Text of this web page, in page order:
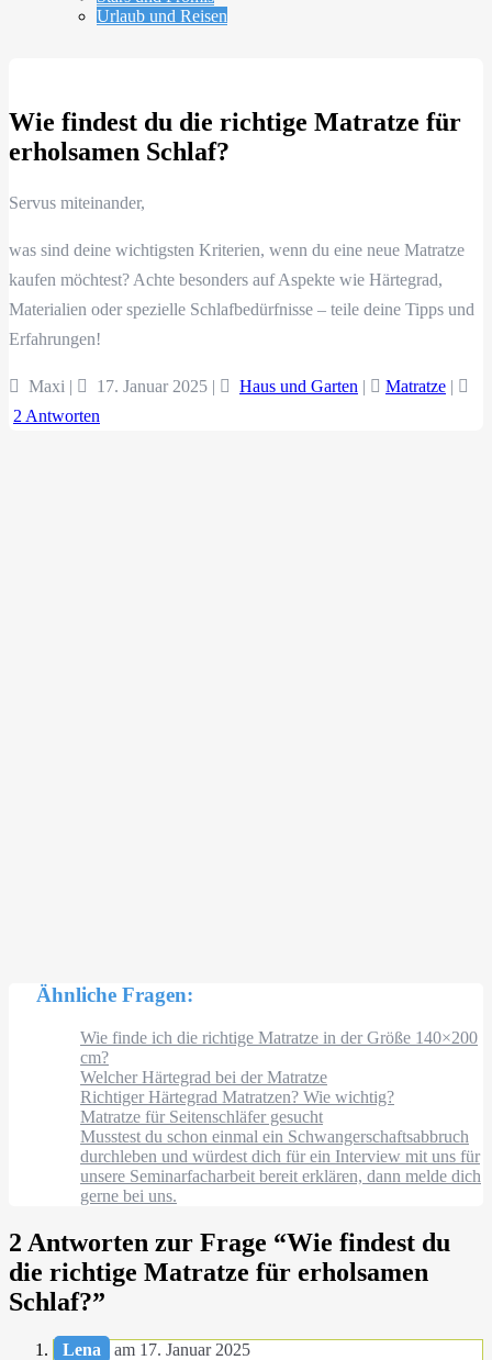
Urlaub und Reisen
Wie findest du die richtige Matratze für
erholsamen Schlaf?
Servus miteinander,
was sind deine wichtigsten Kriterien, wenn du eine neue Matratze
kaufen möchtest? Achte besonders auf Aspekte wie Härtegrad,
Materialien oder spezielle Schlafbedürfnisse – teile deine Tipps und
Erfahrungen!
Maxi | 17. Januar 2025 | Haus und Garten | Matratze |
2 Antworten
Ähnliche Fragen:
Wie finde ich die richtige Matratze in der Größe 140×200
cm?
Welcher Härtegrad bei der Matratze
Richtiger Härtegrad Matratzen? Wie wichtig?
Matratze für Seitenschläfer gesucht
Musstest du schon einmal ein Schwangerschaftsabbruch
durchleben und würdest dich für ein Interview mit uns für
unsere Seminarfacharbeit bereit erklären, dann melde dich
gerne bei uns.
2 Antworten zur Frage “Wie findest du
die richtige Matratze für erholsamen
Schlaf?”
Lena
am 17. Januar 2025